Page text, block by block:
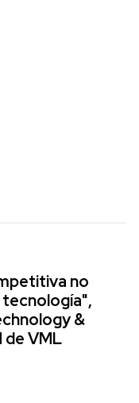
no
&
de VML